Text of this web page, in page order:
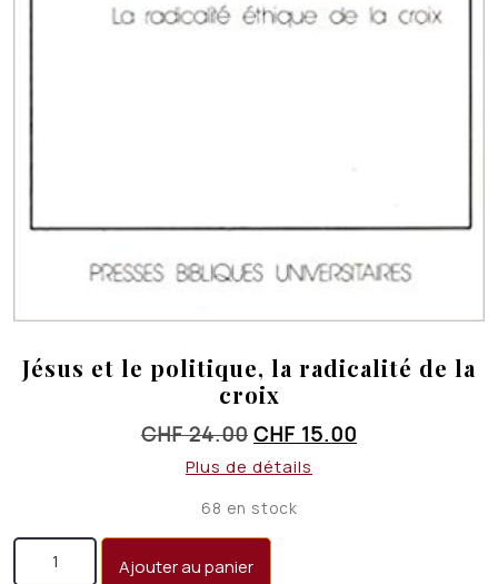
Jésus et le politique, la radicalité de la
croix
CHF24.00 Le
prix
était :
CHF 15.00
Plus de détails
68 en stock
quantité de Jésus et le politique, la radicalité de la
croix
Ajouter au panier